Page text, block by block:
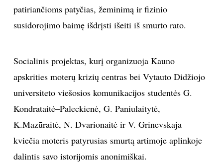
POLITIKA
LAISVALAIKIS
KINAS
TEATRAS
patiriančioms patyčias, žeminimą ir fizinio
susidorojimo baimę išdrįsti išeiti iš smurto rato.
Socialinis projektas, kurį organizuoja Kauno
apskrities moterų krizių centras bei Vytauto Didžiojo
universiteto viešosios komunikacijos studentės G.
Kondrataitė–Paleckienė, G. Paniulaitytė,
K.Mazūraitė, N. Dvarionaitė ir V. Grinevskaja
kviečia moteris patyrusias smurtą artimoje aplinkoje
dalintis savo istorijomis anonimiškai.